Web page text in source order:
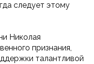
следует этому
Николая
признания,
талантливой